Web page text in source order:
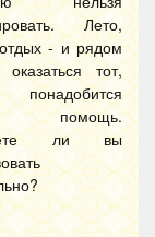
Лето,
- и рядом
тот,
помощь.
ли вы